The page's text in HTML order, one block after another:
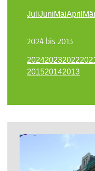
JuliJuniMaiApril
2024 bis 2013
202420232022
201520142013